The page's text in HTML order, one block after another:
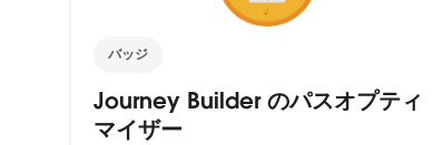
バッジ
Journey Builder のパスオプティ
マイザー